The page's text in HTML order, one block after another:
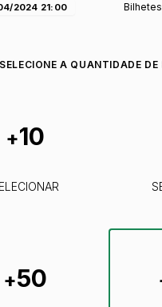
2024 21:00
SELECIONE A QUANTIDADE DE
+10
+50